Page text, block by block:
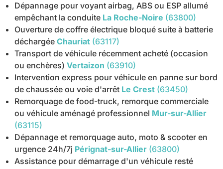
Dépannage pour voyant airbag, ABS ou ESP allumé
empêchant la conduite La Roche-Noire (63800)
Ouverture de coffre électrique bloqué suite à batterie
déchargée Chauriat (63117)
Transport de véhicule récemment acheté (occasion
ou enchères) Vertaizon (63910)
Intervention express pour véhicule en panne sur bord
de chaussée ou voie d'arrêt Le Crest (63450)
Remorquage de food-truck, remorque commerciale
ou véhicule aménagé professionnel Mur-sur-Allier
(63115)
Dépannage et remorquage auto, moto & scooter en
urgence 24h/7j Pérignat-sur-Allier (63800)
Assistance pour démarrage d'un véhicule resté